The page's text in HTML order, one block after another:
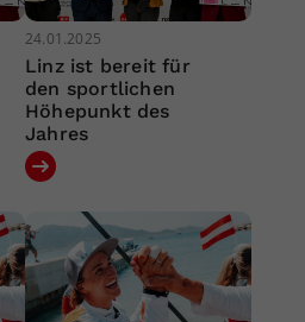
24.01.2025
Linz ist bereit für
den sportlichen
Höhepunkt des
Jahres